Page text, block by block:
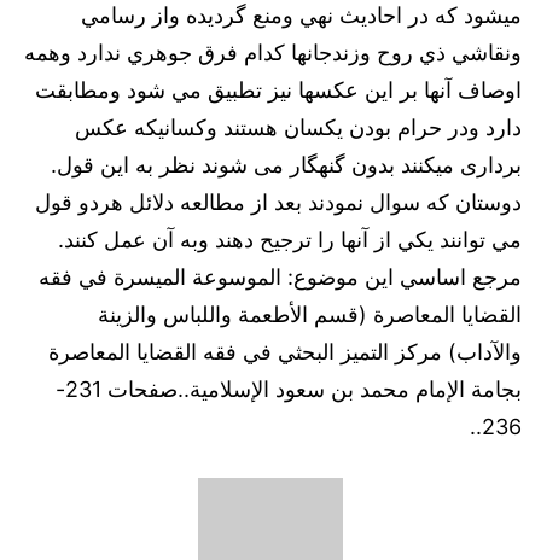
ميشود كه در احاديث نهي ومنع گرديده واز رسامي
ونقاشي ذي روح وزندجانها كدام فرق جوهري ندارد وهمه
اوصاف آنها بر اين عكسها نيز تطبيق مي شود ومطابقت
دارد ودر حرام بودن يكسان هستند وکسانیکه عکس
برداری میکنند بدون گنهگار می شوند نظر به اين قول.
دوستان كه سوال نمودند بعد از مطالعه دلائل هردو قول
مي توانند يكي از آنها را ترجيح دهند وبه آن عمل كنند.
مرجع اساسي اين موضوع: الموسوعة الميسرة في فقه
القضايا المعاصرة (قسم الأطعمة واللباس والزينة
والآداب) مركز التميز البحثي في فقه القضايا المعاصرة
بجامة الإمام محمد بن سعود الإسلامية..صفحات 231-
236..